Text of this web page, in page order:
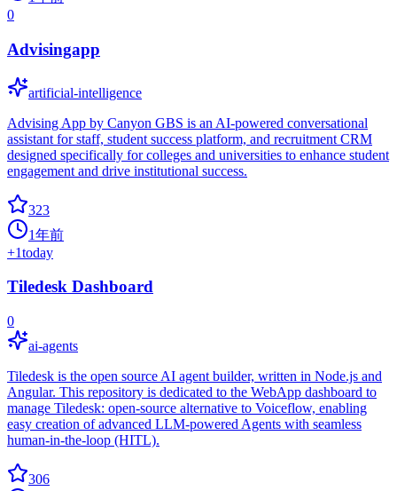
0
Advisingapp
artificial-intelligence
Advising App by Canyon GBS is an AI-powered conversational
assistant for staff, student success platform, and recruitment CRM
designed specifically for colleges and universities to enhance student
engagement and drive institutional success.
323
1年前
+1today
Tiledesk Dashboard
0
ai-agents
Tiledesk is the open source AI agent builder, written in Node.js and
Angular. This repository is dedicated to the WebApp dashboard to
manage Tiledesk: open-source alternative to Voiceflow, enabling
easy creation of advanced LLM-powered Agents with seamless
human-in-the-loop (HITL).
306